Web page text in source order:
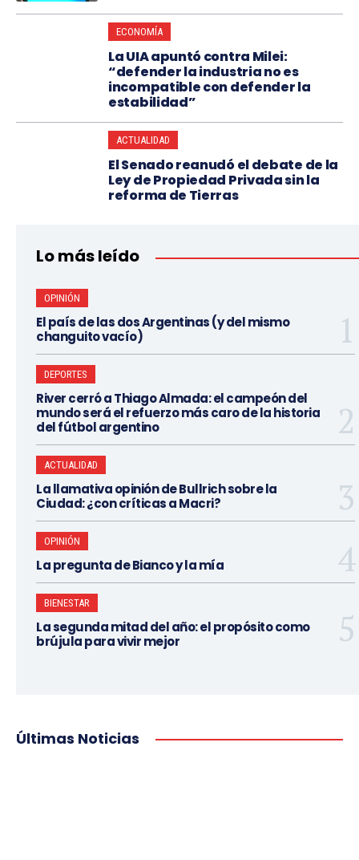
ECONOMÍA
La UIA apuntó contra Milei:
“defender la industria no es
incompatible con defender la
estabilidad”
ACTUALIDAD
El Senado reanudó el debate de la
Ley de Propiedad Privada sin la
reforma de Tierras
Lo más leído
OPINIÓN
El país de las dos Argentinas (y del mismo
changuito vacío)
DEPORTES
River cerró a Thiago Almada: el campeón del
mundo será el refuerzo más caro de la historia
del fútbol argentino
ACTUALIDAD
La llamativa opinión de Bullrich sobre la
Ciudad: ¿con críticas a Macri?
OPINIÓN
La pregunta de Bianco y la mía
BIENESTAR
La segunda mitad del año: el propósito como
brújula para vivir mejor
Últimas Noticias